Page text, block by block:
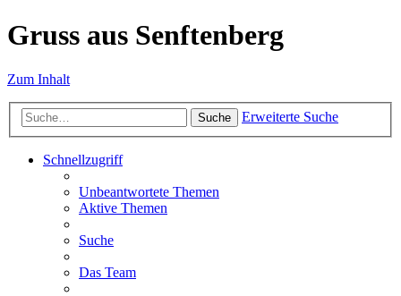
Gruss aus Senftenberg
Zum Inhalt
Suche Erweiterte Suche
Schnellzugriff
Unbeantwortete Themen
Aktive Themen
Suche
Das Team